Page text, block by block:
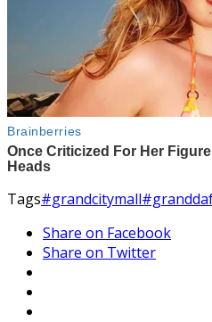
Tags#grandcitymall
Share on Facebook
Share on Twitter